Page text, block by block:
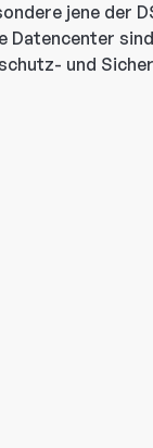
jene der
Datencenter
und